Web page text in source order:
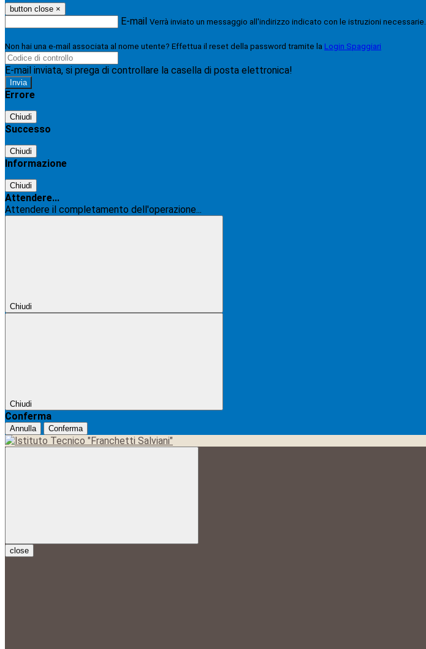
button close ×
E-mail Verrà inviato un messaggio all'indirizzo indicato con le istruzioni necessarie.
Non hai una e-mail associata al nome utente? Effettua il reset della password tramite la Login Spaggiari
E-mail inviata, si prega di controllare la casella di posta elettronica!
Errore
Chiudi
Successo
Chiudi
Informazione
Chiudi
Attendere...
Attendere il completamento dell'operazione...
Chiudi
Chiudi
Conferma
Annulla Conferma
close